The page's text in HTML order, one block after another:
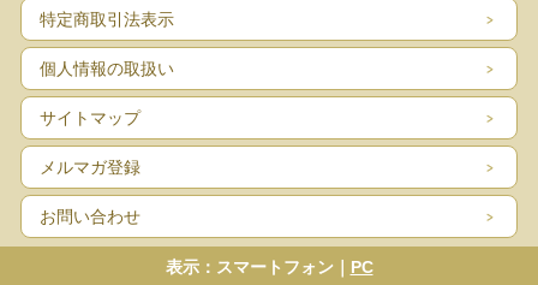
特定商取引法表示
個人情報の取扱い
サイトマップ
メルマガ登録
お問い合わせ
表示：スマートフォン｜ PC